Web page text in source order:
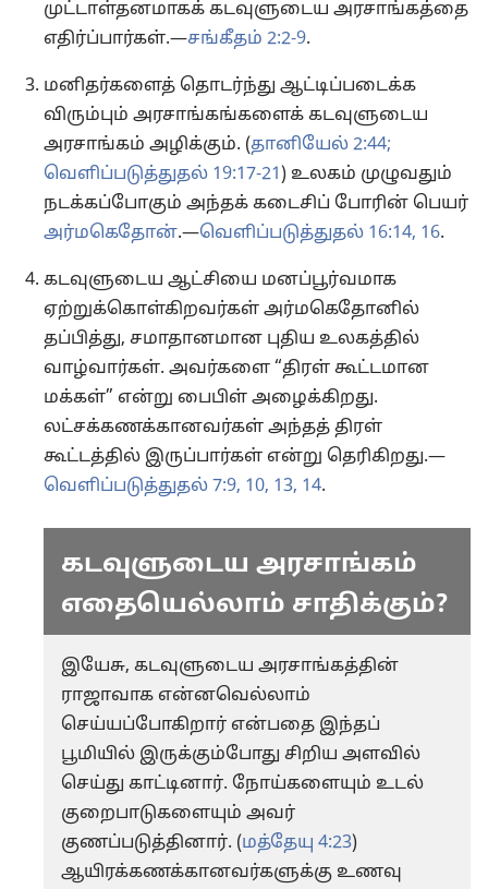
முட்டாள்தனமாகக் கடவுளுடைய அரசாங்கத்தை
எதிர்ப்பார்கள்.—சங்கீதம் 2:2-9.
மனிதர்களைத் தொடர்ந்து ஆட்டிப்படைக்க
விரும்பும் அரசாங்கங்களைக் கடவுளுடைய
அரசாங்கம் அழிக்கும். (தானியேல் 2:44;
வெளிப்படுத்துதல் 19:17-21 ) உலகம் முழுவதும்
நடக்கப்போகும் அந்தக் கடைசிப் போரின் பெயர்
அர்மகெதோன்.—வெளிப்படுத்துதல் 16:14, 16.
கடவுளுடைய ஆட்சியை மனப்பூர்வமாக
ஏற்றுக்கொள்கிறவர்கள் அர்மகெதோனில்
தப்பித்து, சமாதானமான புதிய உலகத்தில்
வாழ்வார்கள். அவர்களை “திரள் கூட்டமான
மக்கள்” என்று பைபிள் அழைக்கிறது.
லட்சக்கணக்கானவர்கள் அந்தத் திரள்
கூட்டத்தில் இருப்பார்கள் என்று தெரிகிறது.—
வெளிப்படுத்துதல் 7:9, 10, 13, 14.
கடவுளுடைய அரசாங்கம்
எதையெல்லாம் சாதிக்கும்?
இயேசு, கடவுளுடைய அரசாங்கத்தின்
ராஜாவாக என்னவெல்லாம்
செய்யப்போகிறார் என்பதை இந்தப்
பூமியில் இருக்கும்போது சிறிய அளவில்
செய்து காட்டினார். நோய்களையும் உடல்
குறைபாடுகளையும் அவர்
குணப்படுத்தினார். (மத்தேயு 4:23)
ஆயிரக்கணக்கானவர்களுக்கு உணவு